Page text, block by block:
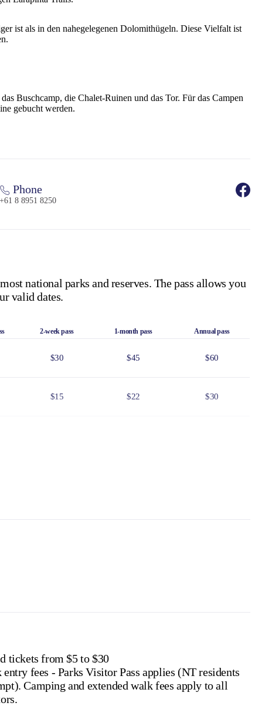
ist als in den nahegelegenen Dolomithügeln. Diese Vielfalt ist
Buschcamp, die Chalet-Ruinen und das Tor. Für das Campen
gebucht werden.
Phone
+61 8 8951 8250
national parks and reserves. The pass allows you
valid dates.
2-week pass 1-month pass Annual pass
$30 $45 $60
$15 $22 $30
tickets from $5 to $30
entry fees - Parks Visitor Pass applies (NT residents
walk fees apply to all